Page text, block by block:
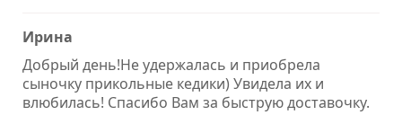
Ирина
Добрый день!Не удержалась и приобрела
сыночку прикольные кедики) Увидела их и
влюбилась! Спасибо Вам за быструю доставочку.